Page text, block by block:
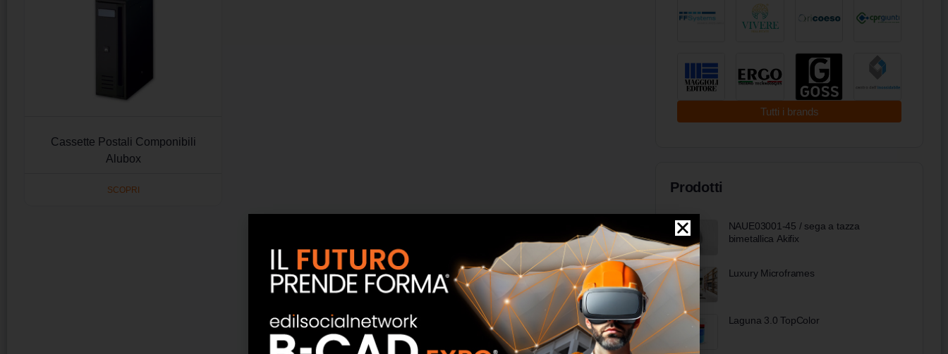
Cassette Postali Componibili
Alubox
SCOPRI
Tutti i brands
Prodotti
NAUE03001-45 / sega a tazza
bimetallica Akifix
Luxury Microframes
Laguna 3.0 TopColor